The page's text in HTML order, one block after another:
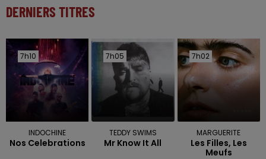
DERNIERS TITRES
7h10
7h10
INDOCHINE
Nos Celebrations
7h05
7h05
TEDDY SWIMS
Mr Know It All
7h02
7h02
MARGUERITE
Les Filles, Les
Meufs